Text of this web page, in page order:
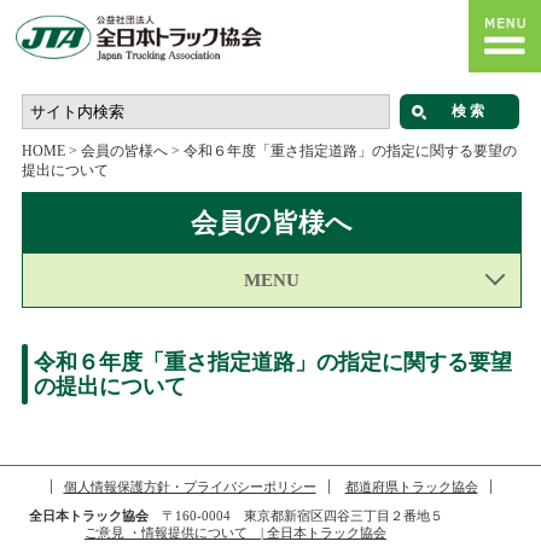
HOME> 会員の皆様へ> 令和６年度「重さ指定道路」の指定に関する要望の
提出について
会員の皆様へ
MENU
令和６年度「重さ指定道路」の指定に関する要望
の提出について
個人情報保護方針・プライバシーポリシー
都道府県トラック協会
全日本トラック協会〒160-0004 東京都新宿区四谷三丁目２番地５
ご意見 ・情報提供について | 全日本トラック協会